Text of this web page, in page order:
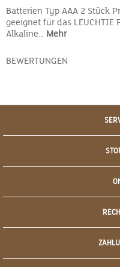
Batterien Typ AAA 2 Stück
geeignet für das
Alkaline… Mehr
BEWERTUNGEN